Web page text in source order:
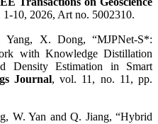
1-10, 2026, Art no. 5002310.
X. Dong, “MJPNet-S*:
with Knowledge Distillation
Density Estimation in Smart
Journal, vol. 11, no. 11, pp.
W. Yan and Q. Jiang, “Hybrid